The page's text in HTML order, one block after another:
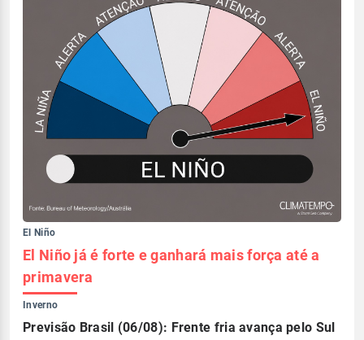
El Niño
El Niño já é forte e ganhará mais força até a
primavera
Inverno
Previsão Brasil (06/08): Frente fria avança pelo Sul